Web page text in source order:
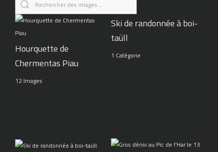
Hourquette de
Chermentas Piau
12 Images
Ski de randonnée à boi-
taüll
1 Catégorie